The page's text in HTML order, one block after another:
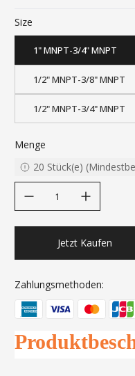
Size
1" MNPT-3/4" MNPT
1/2" MNPT-3/8" MNPT
1/2" MNPT-3/4" MNPT
Menge
20 Stück(e) (
Jetzt Kaufen
Zahlungsmethoden: